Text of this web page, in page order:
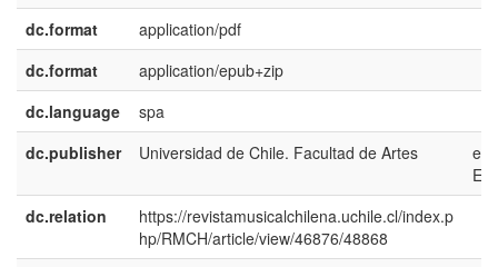
dc.format
application/pdf
dc.format
application/epub+zip
dc.language
spa
dc.publisher
Universidad de Chile. Facultad de Artes
es-
ES
dc.relation
https://revistamusicalchilena.uchile.cl/index.p
hp/RMCH/article/view/46876/48868